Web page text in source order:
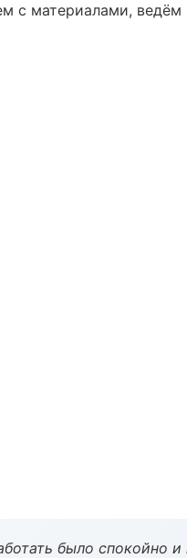
с материалами,
было спокойно и